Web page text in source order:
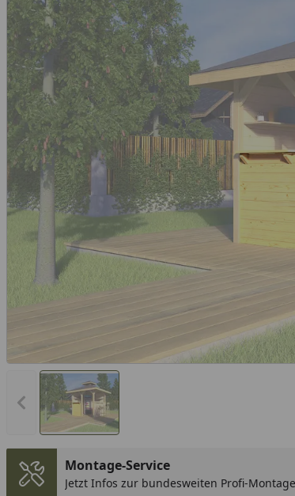
Vorheriges Bild anzeigen
Montage-Service
Jetzt Infos zur bundesweiten Profi-